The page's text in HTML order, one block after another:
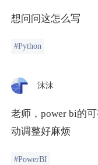
想问问这怎么写
#Python
沫沫
老师，power bi的
动调整好麻烦
#PowerBI